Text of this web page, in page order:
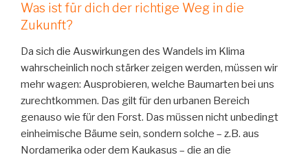
Was ist für dich der richtige Weg in die
Zukunft?
Da sich die Auswirkungen des Wandels im Klima
wahrscheinlich noch stärker zeigen werden, müssen wir
mehr wagen: Ausprobieren, welche Baumarten bei uns
zurechtkommen. Das gilt für den urbanen Bereich
genauso wie für den Forst. Das müssen nicht unbedingt
einheimische Bäume sein, sondern solche – z.B. aus
Nordamerika oder dem Kaukasus – die an die